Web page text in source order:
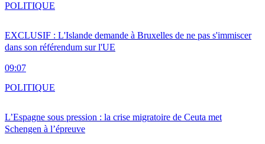
EXCLUSIF : L'Islande demande à Bruxelles de ne pas s'immiscer
dans son référendum sur l'UE
09:07
POLITIQUE
L’Espagne sous pression : la crise migratoire de Ceuta met
Schengen à l’épreuve
POLITIQUE